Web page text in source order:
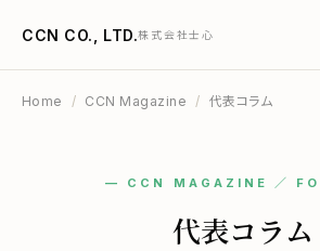
CCN CO., LTD.株式会社士心
Home / CCN Magazine / 代表コラム
— CCN MAGAZINE ／
代表コラム